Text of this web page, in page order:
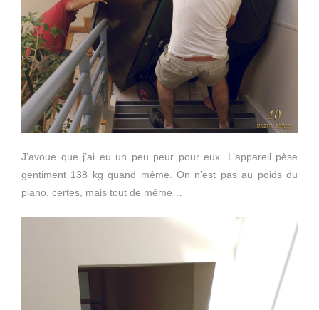
J’avoue que j’ai eu un peu peur pour eux. L’appareil pèse
gentiment 138 kg quand même. On n’est pas au poids du
piano, certes, mais tout de même…